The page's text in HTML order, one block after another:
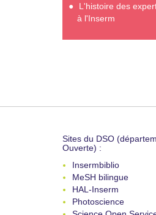
L'histoire des
à l'Inserm
Sites du DSO
Ouverte) :
Insermbiblio
MeSH bilingue
HAL-Inserm
Photoscience